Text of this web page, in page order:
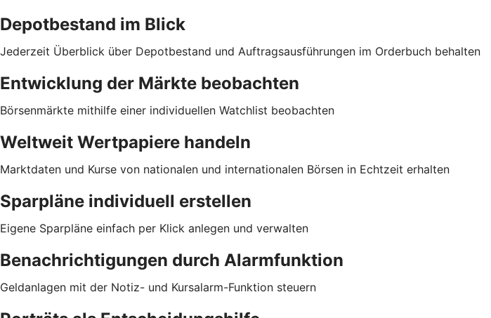
Depotbestand im Blick
Jederzeit Überblick über Depotbestand und Auftragsausführungen im Orderbuch behalten
Entwicklung der Märkte beobachten
Börsenmärkte mithilfe einer individuellen Watchlist beobachten
Weltweit Wertpapiere handeln
Marktdaten und Kurse von nationalen und internationalen Börsen in Echtzeit erhalten
Sparpläne individuell erstellen
Eigene Sparpläne einfach per Klick anlegen und verwalten
Benachrichtigungen durch Alarmfunktion
Geldanlagen mit der Notiz- und Kursalarm-Funktion steuern